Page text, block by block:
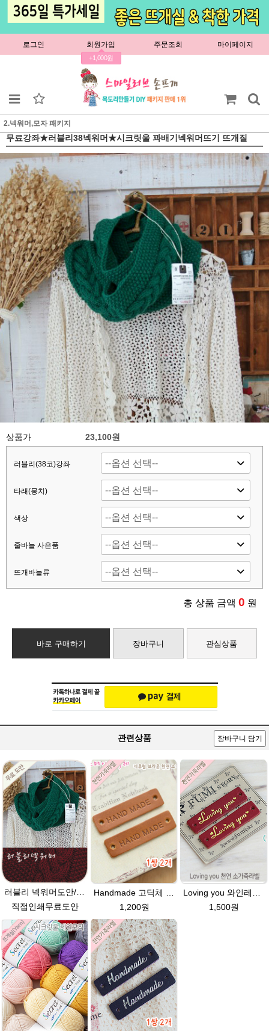
로그인 회원가입
+1,000원
주문조회 마이페이지
2.넥워머,모자 패키지
무료강좌★러블리38넥워머★시크릿울 꽈배기넥워머뜨기 뜨개질
상품가 23,100원
러블리(38코)강좌
타래(뭉치)
색상
줄바늘 사은품
뜨개바늘류
총 상품 금액 0 원
바로 구매하기 장바구니 관심상품
관련상품 장바구니 담기
러블리 넥워머도안/뜨개질+뜨게질+뜨개실+뜨게실+무료패턴+메리목도리 멍석뜨기+꽈배기+손뜨개
직접인쇄무료도안
1,200원
1,500원